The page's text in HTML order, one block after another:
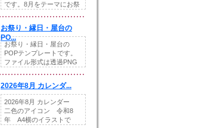
です。8月をテーマにお祭
お祭り・縁日・屋台の
PO...
お祭り・縁日・屋台の
POPテンプレートです。
ファイル形式は透過PNG
2026年8月 カレンダ...
2026年8月 カレンダー
二色のアイコン 令和8
年 A4横のイラストで